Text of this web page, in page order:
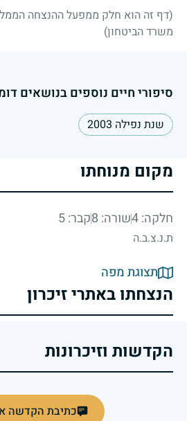
(דף זה הוא חלק ממפעל ההנצחה
משרד הביטחון)
סיפורי חיים נוספים בנושאים
שנת נפילה 2003
מקום מנוחתו
חלקה: 4 שורה: 8 קבר: 5
ת.נ.צ.ב.ה
תצוגת מפה
הנצחתו באתרי זיכרון
הקדשות וזיכרונות
כתיבת הקדשה